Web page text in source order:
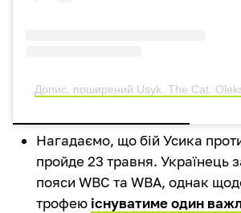
Допис, поширений Usyk. The Cat.
Нагадаємо, що бій Усика
пройде 23 травня. Українець
пояси WBC та WBA, однак
трофею існуватиме один